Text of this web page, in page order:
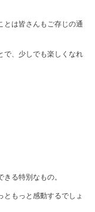
とは皆さんもご存じの通
で、少しでも楽しくなれ
る特別なもの。
ともっと感動するでしょ